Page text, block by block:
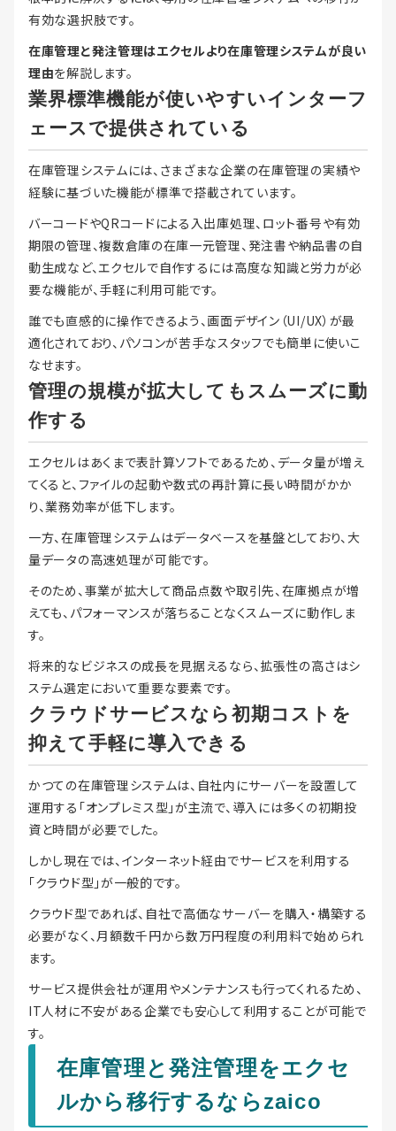
有効な選択肢です。
在庫管理と発注管理はエクセルより在庫管理システムが良い
理由を解説します。
業界標準機能が使いやすいインターフ
ェースで提供されている
在庫管理システムには、さまざまな企業の在庫管理の実績や
経験に基づいた機能が標準で搭載されています。
バーコードやQRコードによる入出庫処理、ロット番号や有効
期限の管理、複数倉庫の在庫一元管理、発注書や納品書の自
動生成など、エクセルで自作するには高度な知識と労力が必
要な機能が、手軽に利用可能です。
誰でも直感的に操作できるよう、画面デザイン（UI/UX）が最
適化されており、パソコンが苦手なスタッフでも簡単に使いこ
なせます。
管理の規模が拡大してもスムーズに動
作する
エクセルはあくまで表計算ソフトであるため、データ量が増え
てくると、ファイルの起動や数式の再計算に長い時間がかか
り、業務効率が低下します。
一方、在庫管理システムはデータベースを基盤としており、大
量データの高速処理が可能です。
そのため、事業が拡大して商品点数や取引先、在庫拠点が増
えても、パフォーマンスが落ちることなくスムーズに動作しま
す。
将来的なビジネスの成長を見据えるなら、拡張性の高さはシ
ステム選定において重要な要素です。
クラウドサービスなら初期コストを
抑えて手軽に導入できる
かつての在庫管理システムは、自社内にサーバーを設置して
運用する「オンプレミス型」が主流で、導入には多くの初期投
資と時間が必要でした。
しかし現在では、インターネット経由でサービスを利用する
「クラウド型」が一般的です。
クラウド型であれば、自社で高価なサーバーを購入・構築する
必要がなく、月額数千円から数万円程度の利用料で始められ
ます。
サービス提供会社が運用やメンテナンスも行ってくれるため、
IT人材に不安がある企業でも安心して利用することが可能で
す。
在庫管理と発注管理をエクセ
ルから移行するならzaico